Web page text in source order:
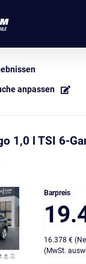
anpassen
1,0 l TSI 6-
Barpreis
16.378 €
(MwSt.